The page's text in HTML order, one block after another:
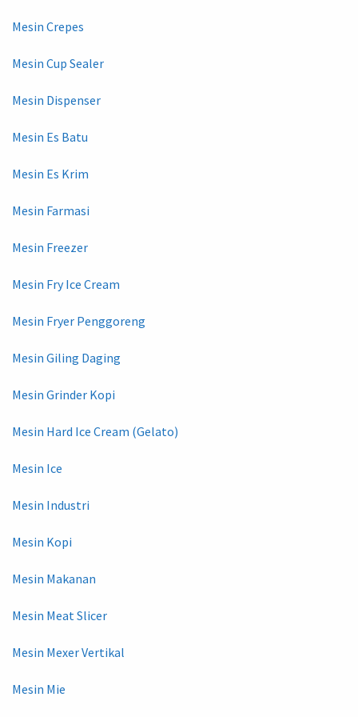
Mesin Crepes
Mesin Cup Sealer
Mesin Dispenser
Mesin Es Batu
Mesin Es Krim
Mesin Farmasi
Mesin Freezer
Mesin Fry Ice Cream
Mesin Fryer Penggoreng
Mesin Giling Daging
Mesin Grinder Kopi
Mesin Hard Ice Cream (Gelato)
Mesin Ice
Mesin Industri
Mesin Kopi
Mesin Makanan
Mesin Meat Slicer
Mesin Mexer Vertikal
Mesin Mie